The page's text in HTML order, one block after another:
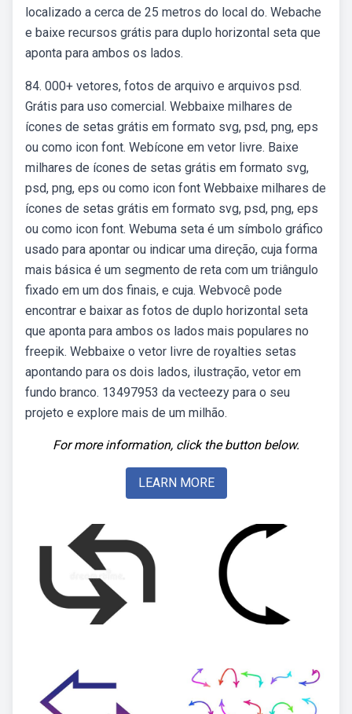
localizado a cerca de 25 metros do local do. Webache
e baixe recursos grátis para duplo horizontal seta que
aponta para ambos os lados.
84. 000+ vetores, fotos de arquivo e arquivos psd.
Grátis para uso comercial. Webbaixe milhares de
ícones de setas grátis em formato svg, psd, png, eps
ou como icon font. Webícone em vetor livre. Baixe
milhares de ícones de setas grátis em formato svg,
psd, png, eps ou como icon font Webbaixe milhares de
ícones de setas grátis em formato svg, psd, png, eps
ou como icon font. Webuma seta é um símbolo gráfico
usado para apontar ou indicar uma direção, cuja forma
mais básica é um segmento de reta com um triângulo
fixado em um dos finais, e cuja. Webvocê pode
encontrar e baixar as fotos de duplo horizontal seta
que aponta para ambos os lados mais populares no
freepik. Webbaixe o vetor livre de royalties setas
apontando para os dois lados, ilustração, vetor em
fundo branco. 13497953 da vecteezy para o seu
projeto e explore mais de um milhão.
For more information, click the button below.
LEARN MORE